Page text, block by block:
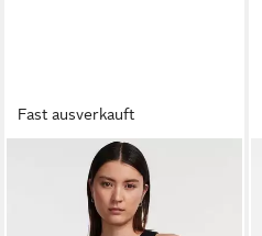
Fast ausverkauft
Ripptanktop PCRUKA
BOXER TANK TOP NOOS BC
UVP12,99 €